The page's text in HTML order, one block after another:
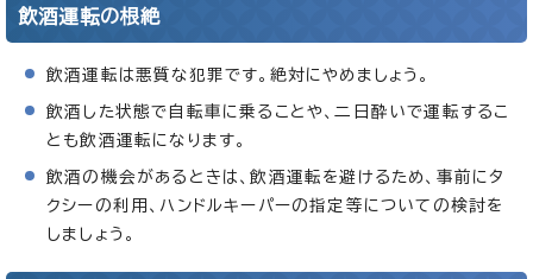
飲酒運転の根絶
飲酒運転は悪質な犯罪です。絶対にやめましょう。
飲酒した状態で自転車に乗ることや、二日酔いで運転するこ
とも飲酒運転になります。
飲酒の機会があるときは、飲酒運転を避けるため、事前にタ
クシーの利用、ハンドルキーパーの指定等についての検討を
しましょう。